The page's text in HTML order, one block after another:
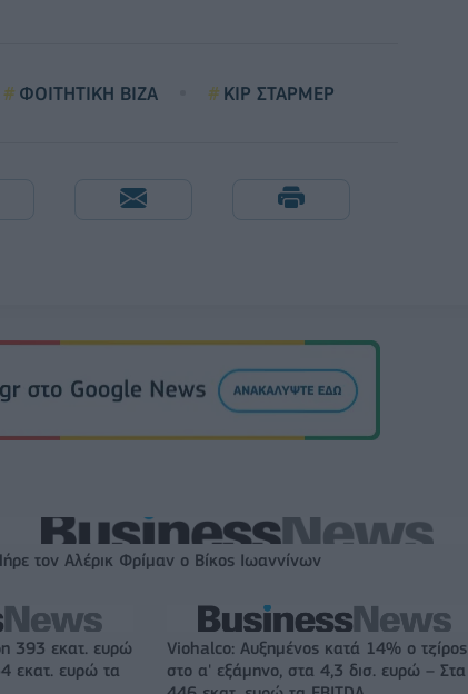
ΦΟΙΤΗΤΙΚΗ ΒΙΖΑ ΚΙΡ ΣΤΑΡΜΕΡ
τον Αλέρικ Φρίμαν ο Βίκος Ιωαννίνων
393 εκατ. ευρώ
εκατ. ευρώ τα
Viohalco: Αυξημένος κατά 14% ο τζίρος
στο α' εξάμηνο, στα 4,3 δισ. ευρώ – Στα